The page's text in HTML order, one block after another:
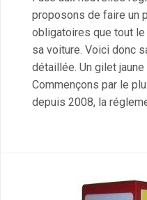
proposons de faire un
obligatoires que tout le
sa voiture. Voici donc
détaillée. Un gilet
Commençons par le
depuis 2008, la